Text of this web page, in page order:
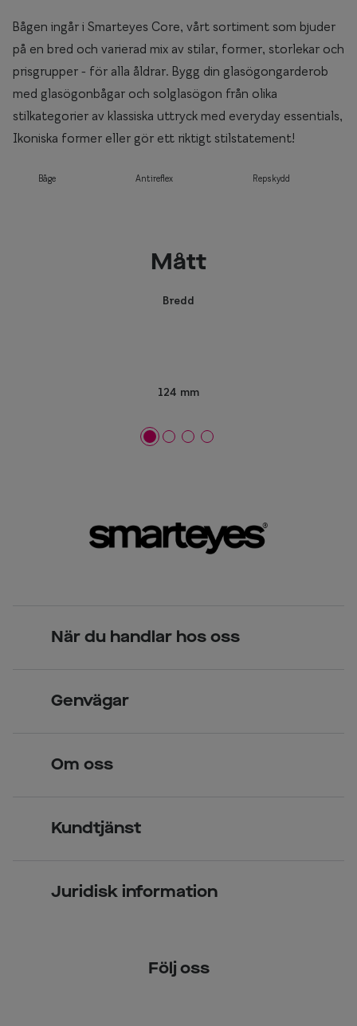
Bågen ingår i Smarteyes Core, vårt sortiment som bjuder
på en bred och varierad mix av stilar, former, storlekar och
prisgrupper - för alla åldrar. Bygg din glasögongarderob
med glasögonbågar och solglasögon från olika
stilkategorier av klassiska uttryck med everyday essentials,
Ikoniska former eller gör ett riktigt stilstatement!
Båge Antireflex Repskydd
Mått
Bredd
124 mm
När du handlar hos oss
Över 70 butiker
Genvägar
Kontaktlinser
Om oss
Kundtjänst
Juridisk information
Följ oss